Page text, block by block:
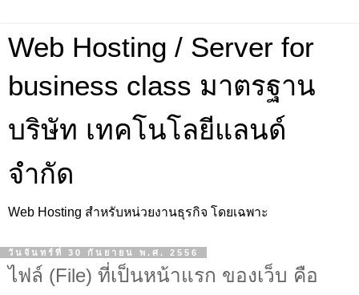
Web Hosting / Server for
business class มาตรฐาน
บริษัท เทคโนโลยีแลนด์
จำกัด
Web Hosting สำหรับหน่วยงานธุรกิจ โดยเฉพาะ
วันจันทร์ที่ 30 กันยายน พ.ศ. 2556
ไฟล์ (File) ที่เป็นหน้าแรก ของเว็บ คือ